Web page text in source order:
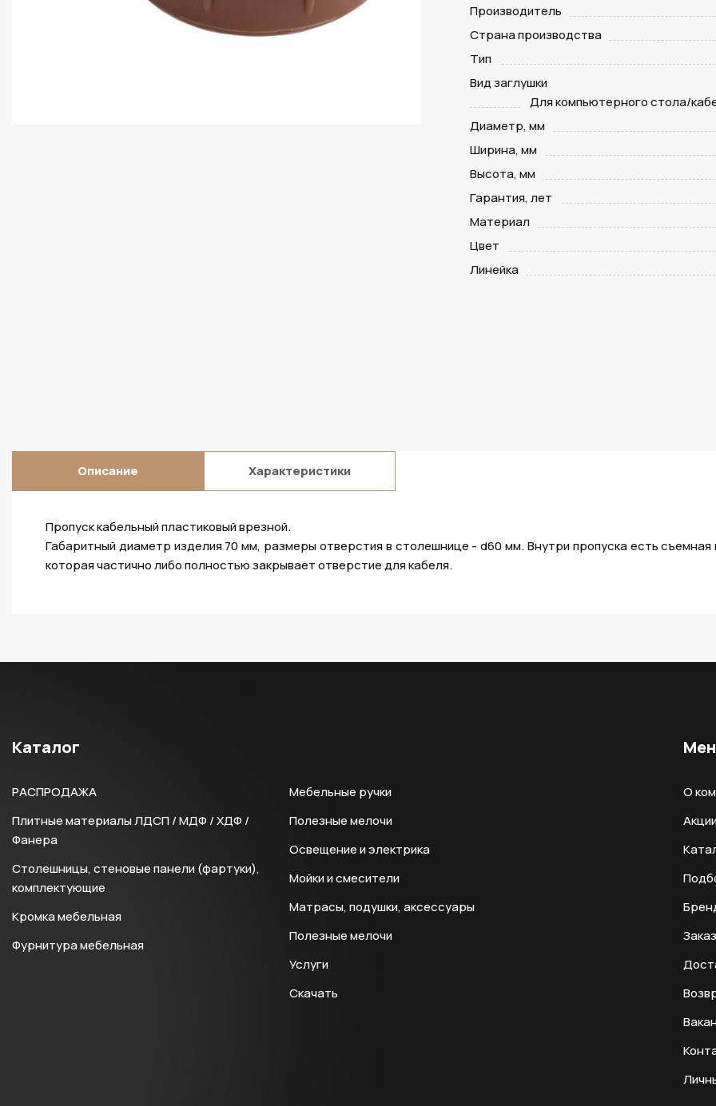
Производитель
Страна производства
Тип
Вид заглушки
Для компьютерного стола/
Диаметр, мм
Ширина, мм
Высота, мм
Гарантия, лет
Материал
Цвет
Линейка
Описание Характеристики
Пропуск кабельный пластиковый врезной.
Габаритный диаметр изделия 70 мм, размеры отверстия в столешнице - d60 мм. Внутри пропуска есть съемная
которая частично либо полностью закрывает отверстие для кабеля.
Каталог
РАСПРОДАЖА
Плитные материалы ЛДСП / МДФ / ХДФ /
Фанера
Столешницы, стеновые панели (фартуки),
комплектующие
Кромка мебельная
Фурнитура мебельная
Мебельные ручки
Полезные мелочи
Освещение и электрика
Мойки и смесители
Матрасы, подушки, аксессуары
Полезные мелочи
Услуги
Скачать
О